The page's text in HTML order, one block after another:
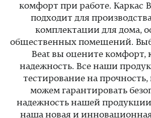
комфорт при работе. Каркас
подходит для
комплектации для дома,
общественных помещений.
Beat вы оцените комфорт,
надежность. Все наши
тестирование на
можем гарантировать
надежность нашей
наша новая и инновационная